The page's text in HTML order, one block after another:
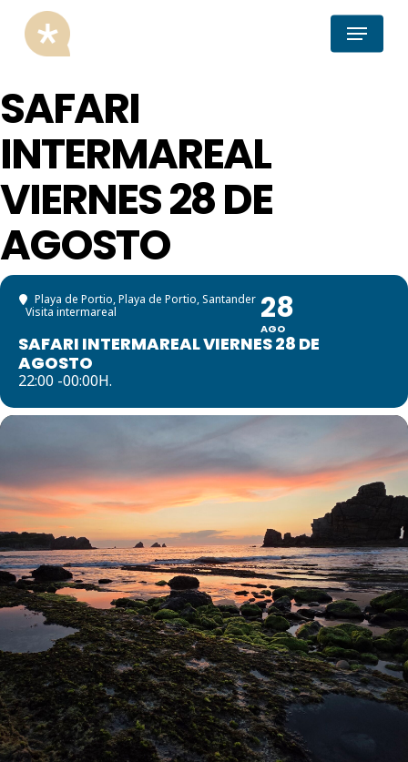
main
Menu
SAFARI
INTERMAREAL
VIERNES 28 DE
AGOSTO
Playa de Portio, Playa de Portio, Santander
Visita intermareal
28
AGO
SAFARI INTERMAREAL VIERNES 28 DE
AGOSTO
22:00 -00:00H.